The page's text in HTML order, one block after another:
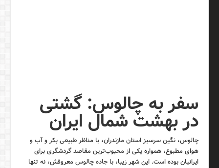
سفر به چالوس: گشتی
در بهشت شمال ایران
چالوس، نگین سرسبز استان مازندران، با مناظر طبیعی بکر و آب و
هوای مطبوع، همواره یکی از محبوب‌ترین مقاصد گردشگری برای
ایرانیان بوده است. این شهر زیبا، باجاده چالوس معروفش، نه تنها